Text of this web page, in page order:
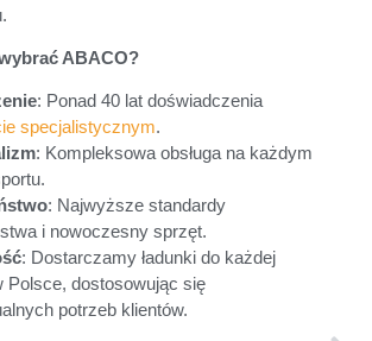
ABACO?
: Ponad 40 lat doświadczenia
specjalistycznym.
: Kompleksowa obsługa na każdym
: Najwyższe standardy
i nowoczesny sprzęt.
: Dostarczamy ładunki do każdej
Polsce, dostosowując się
potrzeb klientów.